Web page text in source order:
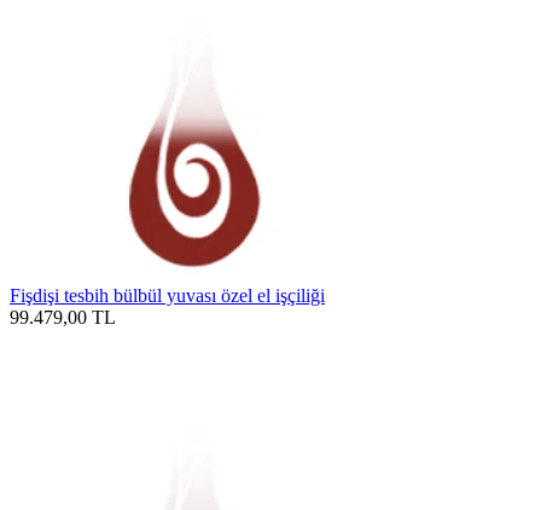
Fişdişi tesbih bülbül yuvası özel el işçiliği
99.479,00 TL